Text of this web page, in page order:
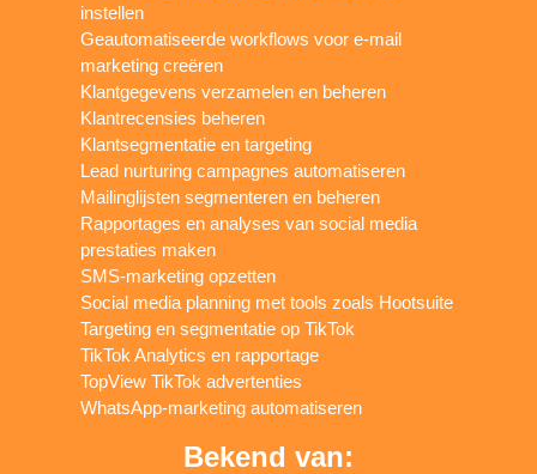
instellen
Geautomatiseerde workflows voor e-mail
marketing creëren
Klantgegevens verzamelen en beheren
Klantrecensies beheren
Klantsegmentatie en targeting
Lead nurturing campagnes automatiseren
Mailinglijsten segmenteren en beheren
Rapportages en analyses van social media
prestaties maken
SMS-marketing opzetten
Social media planning met tools zoals Hootsuite
Targeting en segmentatie op TikTok
TikTok Analytics en rapportage
TopView TikTok advertenties
WhatsApp-marketing automatiseren
Bekend van: